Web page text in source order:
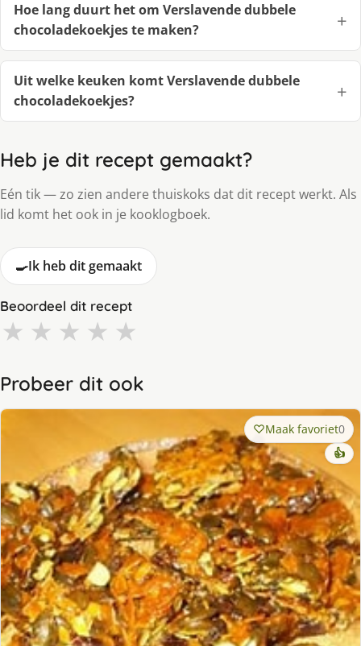
Hoe lang duurt het om Verslavende dubbele
chocoladekoekjes te maken?
Uit welke keuken komt Verslavende dubbele
chocoladekoekjes?
Heb je dit recept gemaakt?
Eén tik — zo zien andere thuiskoks dat dit recept werkt. Als
lid komt het ook in je kooklogboek.
🍳Ik heb dit gemaakt
Beoordeel dit recept
★ ★ ★ ★ ★
Probeer dit ook
Maak favoriet0
👍